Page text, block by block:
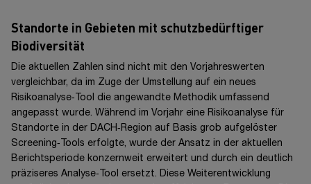
Standorte in Gebieten mit schutzbedürftiger
Biodiversität
Die aktuellen Zahlen sind nicht mit den Vorjahreswerten
vergleichbar, da im Zuge der Umstellung auf ein neues
Risikoanalyse‑Tool die angewandte Methodik umfassend
angepasst wurde. Während im Vorjahr eine Risikoanalyse für
Standorte in der DACH‑Region auf Basis grob aufgelöster
Screening‑Tools erfolgte, wurde der Ansatz in der aktuellen
Berichtsperiode konzernweit erweitert und durch ein deutlich
präziseres Analyse‑Tool ersetzt. Diese Weiterentwicklung